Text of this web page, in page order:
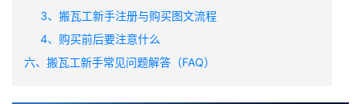
3、搬瓦工新手注册与购买图文流程
4、购买前后要注意什么
六、搬瓦工新手常见问题解答（FAQ）